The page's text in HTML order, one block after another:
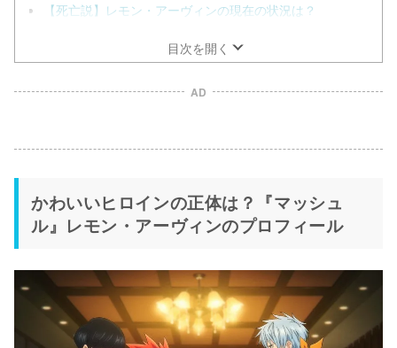
【死亡説】レモン・アーヴィンの現在の状況は？
目次を開く
AD
かわいいヒロインの正体は？『マッシュ
ル』レモン・アーヴィンのプロフィール